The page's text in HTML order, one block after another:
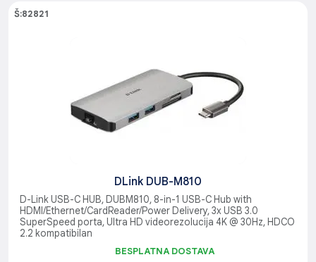
Š:82821
DLink DUB-M810
D-Link USB-C HUB, DUBM810, 8-in-1 USB-C Hub with
HDMI/Ethernet/CardReader/Power Delivery, 3x USB 3.0
SuperSpeed porta, Ultra HD videorezolucija 4K @ 30Hz, HDCO
2.2 kompatibilan
BESPLATNA DOSTAVA